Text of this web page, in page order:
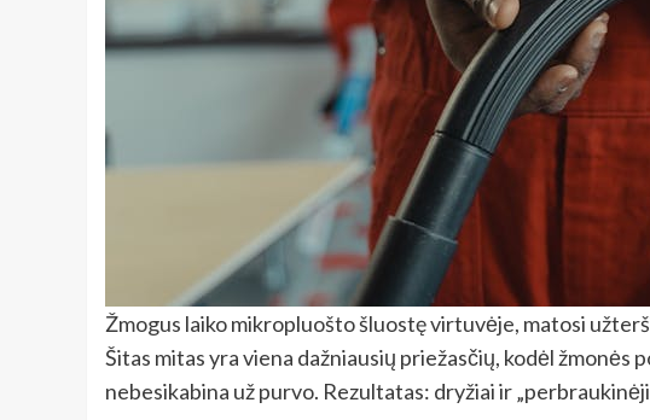
Žmogus laiko mikropluošto šluostę virtuvėje, matosi
Šitas mitas yra viena dažniausių priežasčių, kodėl žmonės
nebesikabina už purvo. Rezultatas: dryžiai ir